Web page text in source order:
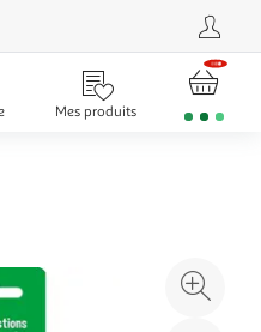
Mes produits